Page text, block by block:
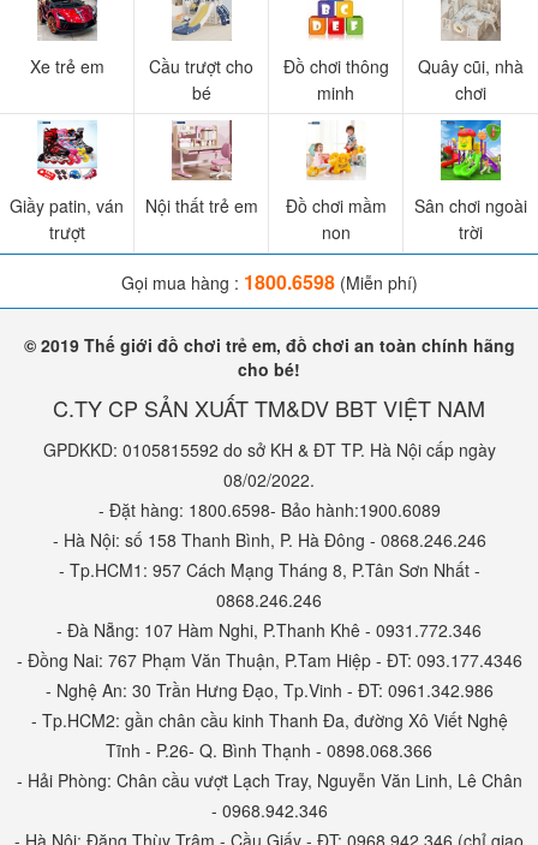
Xe trẻ em
Cầu trượt cho
bé
Đồ chơi thông
minh
Quây cũi, nhà
chơi
Giầy patin, ván
trượt
Nội thất trẻ em
Đồ chơi mầm
non
Sân chơi ngoài
trời
Gọi mua hàng : 1800.6598(Miễn phí)
© 2019 Thế giới đồ chơi trẻ em, đồ chơi an toàn chính hãng
cho bé!
C.TY CP SẢN XUẤT TM&DV BBT VIỆT NAM
GPDKKD: 0105815592 do sở KH & ĐT TP. Hà Nội cấp ngày
08/02/2022.
- Đặt hàng: 1800.6598- Bảo hành:1900.6089
- Hà Nội: số 158 Thanh Bình, P. Hà Đông - 0868.246.246
- Tp.HCM1: 957 Cách Mạng Tháng 8, P.Tân Sơn Nhất -
0868.246.246
- Đà Nẵng: 107 Hàm Nghi, P.Thanh Khê - 0931.772.346
- Đồng Nai: 767 Phạm Văn Thuận, P.Tam Hiệp - ĐT: 093.177.4346
- Nghệ An: 30 Trần Hưng Đạo, Tp.Vinh - ĐT: 0961.342.986
- Tp.HCM2: gần chân cầu kinh Thanh Đa, đường Xô Viết Nghệ
Tĩnh - P.26- Q. Bình Thạnh - 0898.068.366
- Hải Phòng: Chân cầu vượt Lạch Tray, Nguyễn Văn Linh, Lê Chân
- 0968.942.346
- Hà Nội: Đặng Thùy Trâm - Cầu Giấy - ĐT: 0968.942.346 (chỉ giao